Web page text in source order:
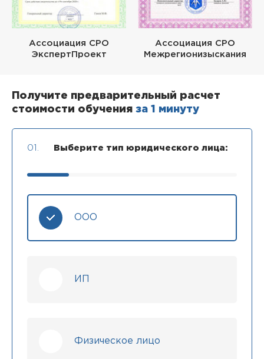
Ассоциация СРО
ЭкспертПроект
Ассоциация СРО
Межрегионизыскания
Получите предварительный расчет
стоимости обучения за 1 минуту
01. Выберите тип юридического лица:
ООО
ИП
Физическое лицо